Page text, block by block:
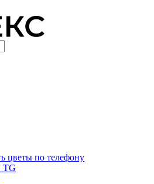
цветы по телефону
TG